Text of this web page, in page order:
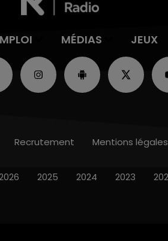
MÉDIAS JEUX
Recrutement Mentions légales
2025 2024 2023